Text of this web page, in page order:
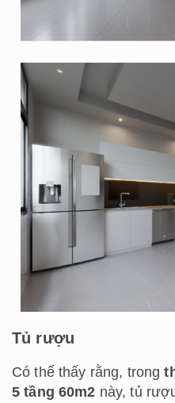
Tủ rượu
Có thể thấy rằng, trong
5 tầng 60m2 này, tủ